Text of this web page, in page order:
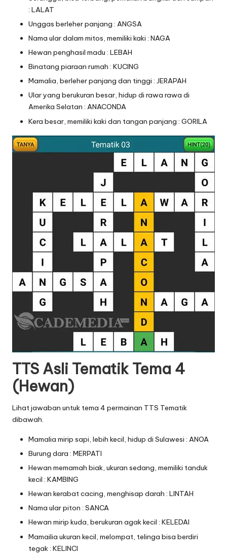
: LALAT
Unggas berleher panjang : ANGSA
Nama ular dalam mitos, memiliki kaki : NAGA
Hewan penghasil madu : LEBAH
Binatang piaraan rumah : KUCING
Mamalia, berleher panjang dan tinggi : JERAPAH
Ular yang berukuran besar, hidup di rawa rawa di
Amerika Selatan : ANACONDA
Kera besar, memiliki kaki dan tangan panjang : GORILA
TTS Asli Tematik Tema 4
(Hewan)
Lihat jawaban untuk tema 4 permainan TTS Tematik
dibawah.
Mamalia mirip sapi, lebih kecil, hidup di Sulawesi : ANOA
Burung dara : MERPATI
Hewan memamah biak, ukuran sedang, memiliki tanduk
kecil : KAMBING
Hewan kerabat cacing, menghisap darah : LINTAH
Nama ular piton : SANCA
Hewan mirip kuda, berukuran agak kecil : KELEDAI
Mamailia ukuran kecil, melompat, telinga bisa berdiri
tegak : KELINCI